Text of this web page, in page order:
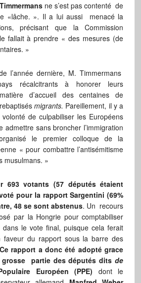
ne s’est pas contenté de
«lâche. ». Il a lui aussi menacé la
précisant que la Commission
le fallait à prendre « des mesures (de
»
l’année dernière, M. Timmermans
récalcitrants à honorer leurs
d’accueil des centaines de
migrants. Pareillement, il y a
de culpabiliser les Européens
admettre sans broncher l’immigration
le premier colloque de la
« pour combattre l’antisémitisme
musulmans. »
693 votants (57 députés étaient
pour la rapport Sargentini (69%
48 se sont abstenus. Un recours
par la Hongrie pour comptabiliser
dans le vote final, puisque cela ferait
faveur du rapport sous la barre des
Ce rapport a donc été adopté grace
grosse partie des députés ditsde
Européen (PPE) dont le